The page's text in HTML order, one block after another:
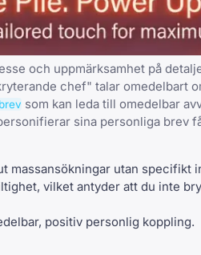
och uppmärksamhet på
chef" talar omedelbart
som kan leda till omedelbar
sina personliga brev
massansökningar utan specifikt
vilket antyder att du inte
positiv personlig koppling.